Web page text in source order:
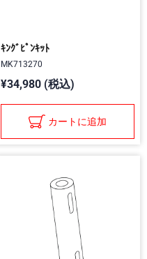
ｷﾝｸﾞﾋﾟﾝｷｯﾄ
MK713270
¥34,980 (税込)
カートに追加